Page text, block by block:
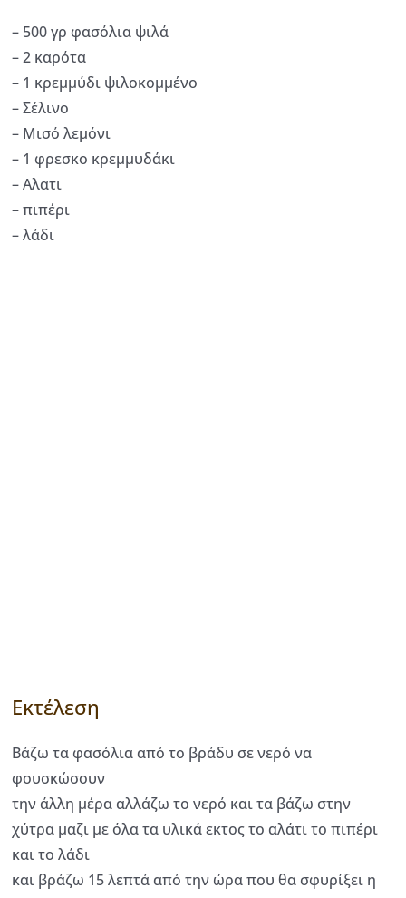
– 500 γρ φασόλια ψιλά
– 2 καρότα
– 1 κρεμμύδι ψιλοκομμένο
– Σέλινο
– Μισό λεμόνι
– 1 φρεσκο κρεμμυδάκι
– Αλατι
– πιπέρι
– λάδι
Εκτέλεση
Βάζω τα φασόλια από το βράδυ σε νερό να
φουσκώσουν
την άλλη μέρα αλλάζω το νερό και τα βάζω στην
χύτρα μαζι με όλα τα υλικά εκτος το αλάτι το πιπέρι
και το λάδι
και βράζω 15 λεπτά από την ώρα που θα σφυρίξει η